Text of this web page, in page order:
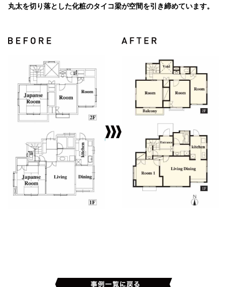
丸太を切り落とした化粧のタイコ梁が空間を引き締めています。